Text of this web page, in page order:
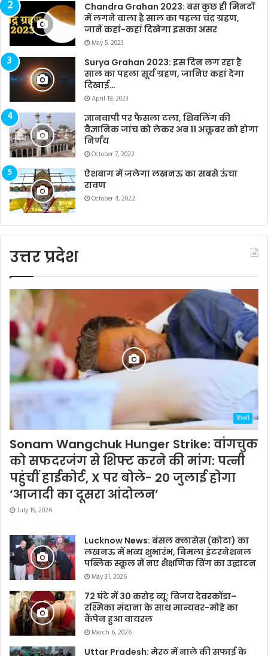
Chandra Grahan 2023: बस कुछ ही मिनटों
में लगने वाला है साल का पहला चंद्र ग्रहण,
जानें कहां-कहां दिखेगा इसका असर
May 5, 2023
Surya Grahan 2023: इस दिन लग रहा है
साल का पहला सूर्य ग्रहण, जानिए कहां देगा
दिखाई…
April 19, 2023
ज्ञानवापी पर फैसला टला, शिवलिंग की
वैज्ञानिक जांच को लेकर अब 11 अक्तूबर को होगा
निर्णय
October 7, 2022
ऐशबाग में जलेगा लखनऊ का सबसे ऊंचा
रावण
October 4, 2022
उत्तर प्रदेश
दिल्ली
Sonam Wangchuk Hunger Strike: वांगचुक
को सफदरजंग से शिफ्ट करने की मांग: पत्नी
पहुंचीं हाईकोर्ट, X पर बोले- 20 जुलाई होगा
‘आजादी का दूसरा आंदोलन’
July 19, 2026
Lucknow News: बंसल क्लासेस (कोटा) का
लखनऊ में भव्य शुभारंभ, बिमला इंटरनेशनल
पब्लिक स्कूल में नए शैक्षणिक विंग का उद्घाटन
May 31, 2026
72 घंटे में 30 करोड़ व्यू: विजय देवरकोंडा–
रश्मिका मंदाना के साथ मान्यवर-मोहे का
कैंपेन हुआ वायरल
March 6, 2026
Uttar Pradesh: मेरठ में नाले की सफाई के